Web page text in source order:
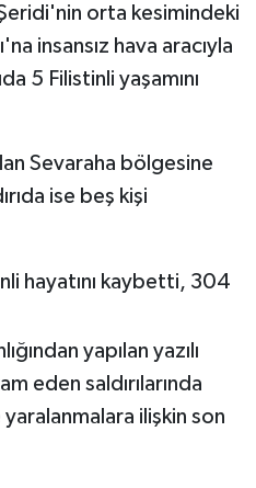
orta kesimindeki
insansız hava aracıyla
5 Filistinli yaşamını
Sevaraha bölgesine
ise beş kişi
hayatını kaybetti, 304
yapılan yazılı
eden saldırılarında
yaralanmalara ilişkin son